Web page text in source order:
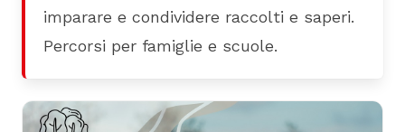
imparare e condividere raccolti e saperi.
Percorsi per famiglie e scuole.